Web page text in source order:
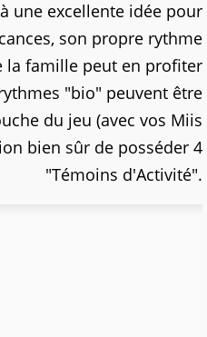
une excellente idée pour
son propre rythme
la famille peut en profiter
"bio" peuvent être
du jeu (avec vos Miis
bien sûr de posséder 4
"Témoins d'Activité".